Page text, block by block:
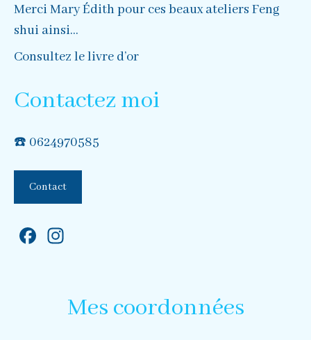
Merci Mary Édith pour ces beaux ateliers Feng
shui ainsi...
Accueil très chaleureux et agréable dans une
ambiance détendue. 4...
Consultez le livre d’or
Contactez moi
☎️ 0624970585
Contact
Facebook
Mes coordonnées